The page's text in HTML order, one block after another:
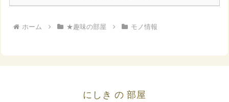
ホーム ★趣味の部屋 モノ情報
にしき の 部屋